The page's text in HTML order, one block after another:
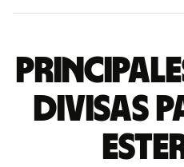
divisas